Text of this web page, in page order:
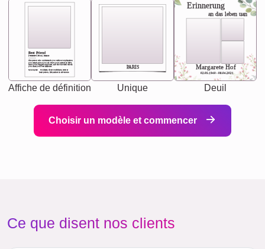
Best Friend
[<NAME>] Noun, feminie
Synonyms: Soulmate, closet confidante, sister at
heart person, life partner in adventure.
The person who understands you without explanation
you accepts just as you are. She's your partner in life's,
chaos your biggest supporter, and the one with whom
you share your best memories.
Affiche de définition
PARIS
Unique
Erinnerung
an das leben uan
Margarete Hof
02.05.1940 - 08.04.2021
Deuil
Choisir un modèle et commencer
Ce que disent nos clients